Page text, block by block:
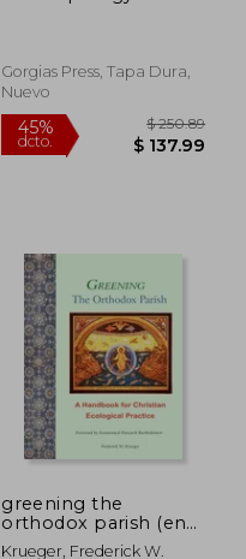
45%
dcto.
Gorgias Press, Tapa Dura,
Nuevo
greening the
orthodox parish (en
Inglés)
Krueger, Frederick W.